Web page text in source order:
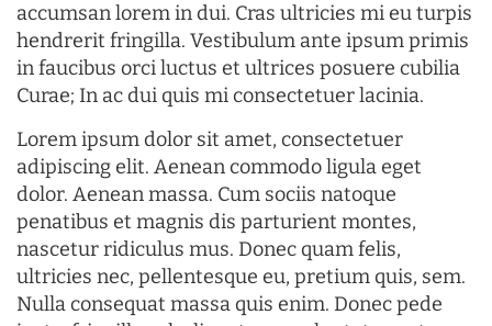
accumsan lorem in dui. Cras ultricies mi eu turpis
hendrerit fringilla. Vestibulum ante ipsum primis
in faucibus orci luctus et ultrices posuere cubilia
Curae; In ac dui quis mi consectetuer lacinia.
Lorem ipsum dolor sit amet, consectetuer
adipiscing elit. Aenean commodo ligula eget
dolor. Aenean massa. Cum sociis natoque
penatibus et magnis dis parturient montes,
nascetur ridiculus mus. Donec quam felis,
ultricies nec, pellentesque eu, pretium quis, sem.
Nulla consequat massa quis enim. Donec pede